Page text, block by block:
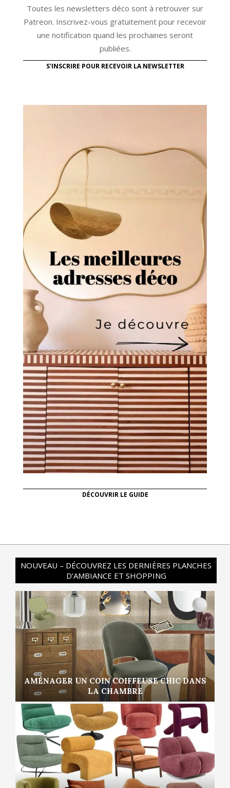
Toutes les newsletters déco sont à retrouver sur
Patreon. Inscrivez-vous gratuitement pour recevoir
une notification quand les prochaines seront
publiées.
S'INSCRIRE POUR RECEVOIR LA NEWSLETTER
DÉCOUVRIR LE GUIDE
NOUVEAU – DÉCOUVREZ LES DERNIÈRES PLANCHES
D’AMBIANCE ET SHOPPING
AMÉNAGER UN COIN COIFFEUSE CHIC DANS
LA CHAMBRE